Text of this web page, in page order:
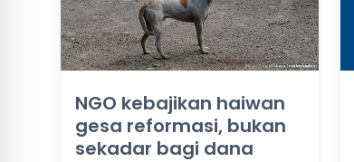
NGO kebajikan haiwan
gesa reformasi, bukan
sekadar bagi dana